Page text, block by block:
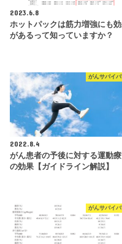
2023.6.8
ホットパックは筋力増強にも
があるって知っていますか？
がんサバイ
2022.8.4
がん患者の予後に対する運動
の効果【ガイドライン解説】
がんサバイ